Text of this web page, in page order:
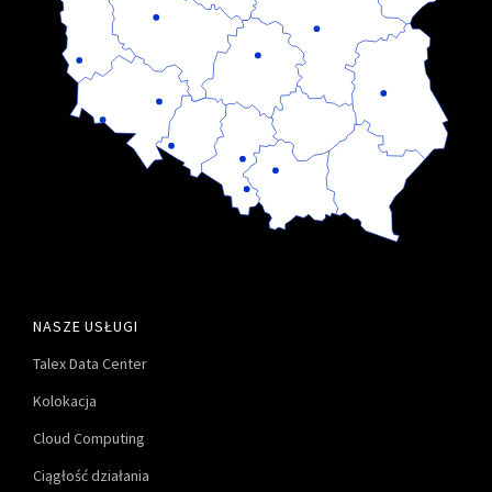
NASZE USŁUGI
Talex Data Center
Kolokacja
Cloud Computing
Ciągłość działania